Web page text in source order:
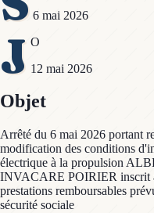
6 mai 2026
J O
12 mai 2026
Objet
Arrêté du 6 mai 2026 portant
modification des conditions
électrique à la propulsion
INVACARE POIRIER inscrit
prestations remboursables
sécurité sociale